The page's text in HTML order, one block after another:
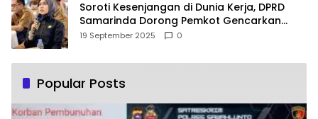
Soroti Kesenjangan di Dunia Kerja, DPRD
Samarinda Dorong Pemkot Gencarkan
Pemberdayaan Perempuan
19 September 2025 0
Popular Posts